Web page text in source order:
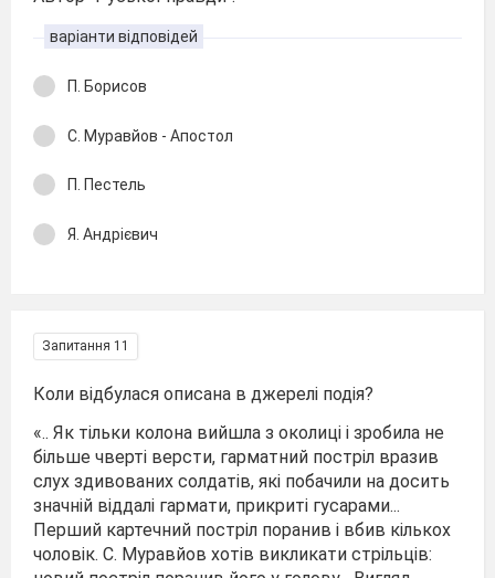
варіанти відповідей
П. Борисов
С. Муравйов - Апостол
П. Пестель
Я. Андрієвич
Запитання 11
Коли відбулася описана в джерелі подія?
«.. Як тільки колона вийшла з околиці і зробила не
більше чверті версти, гарматний постріл вразив
слух здивованих солдатів, які побачили на досить
значній віддалі гармати, прикриті гусарами...
Перший картечний постріл поранив і вбив кількох
чоловік. С. Муравйов хотів викликати стрільців: